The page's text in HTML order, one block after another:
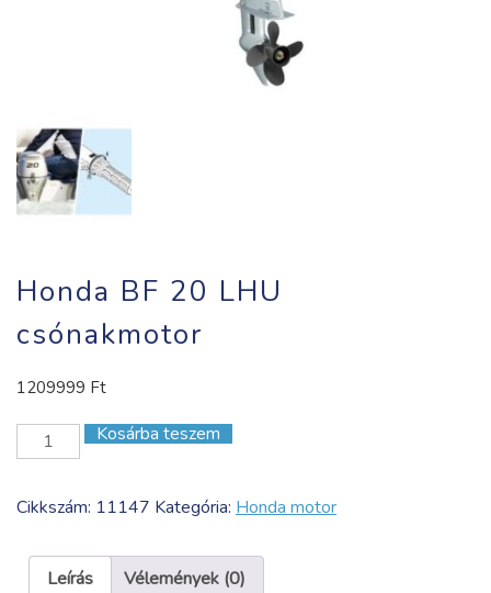
Honda BF 20 LHU
csónakmotor
1209999 Ft
Honda
BF
LHU
mennyiség
Kosárba teszem
Cikkszám: 11147 Kategória: Honda motor
Leírás Vélemények (0)